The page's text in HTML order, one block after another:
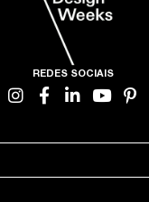
REDES SOCIAIS